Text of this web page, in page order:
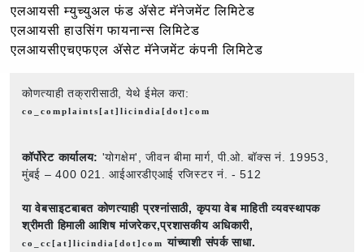
एलआयसी म्युच्युअल फंड ॲसेट मॅनेजमेंट लिमिटेड
एलआयसी हाउसिंग फायनान्स लिमिटेड
एलआयसीएचएफएल ॲसेट मॅनेजमेंट कंपनी लिमिटेड
कोणत्याही तक्रारीसाठी, येथे ईमेल करा:
co_complaints[at]licindia[dot]com
कॉर्पोरेट कार्यालय: 'योगक्षेम', जीवन बीमा मार्ग, पी.ओ. बॉक्स नं. 19953,
मुंबई – 400 021. आईआरडीएआई रजिस्टर नं. - 512
या वेबसाइटबाबत कोणत्याही प्रश्नांसाठी, कृपया वेब माहिती व्यवस्थापक
श्रीमती हिमाली आशिष मांजरेकर,प्रशासकीय अधिकारी,
co_cc[at]licindia[dot]comयांच्याशी संपर्क साधा.